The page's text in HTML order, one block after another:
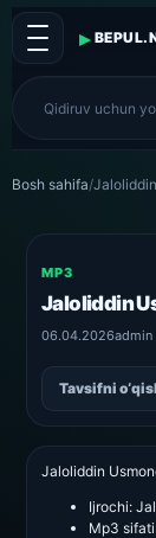
▸
Bosh sahifa/
MP3
Jaloliddin
06.04.2026admin
Tavsifni
Jaloliddin
Ijrochi:
Mp3